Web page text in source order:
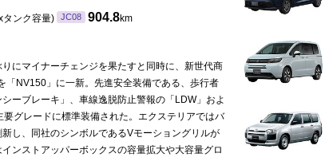
タンク容量) JC08 904.8km
にマイナーチェンジを果たすと同時に、新世代商
「NV150」に一新。先進安全装備である、歩行者
ーブレーキ」、車線逸脱防止警報の「LDW」およ
グレードに標準装備された。エクステリアではバ
し、同社のシンボルであるVモーショングリルが
ンストアッパーボックスの容量拡大や大容量グロ